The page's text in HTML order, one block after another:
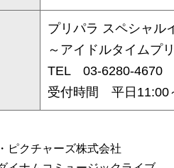
プリパラ スペシャル
～アイドルタイムプ
TEL 03-6280-4670
受付時間 平日11:00
ピクチャーズ株式会社